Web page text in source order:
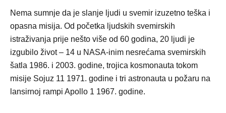
Nema sumnje da je slanje ljudi u svemir izuzetno teška i
opasna misija. Od početka ljudskih svemirskih
istraživanja prije nešto više od 60 godina, 20 ljudi je
izgubilo život – 14 u NASA-inim nesrećama svemirskih
šatla 1986. i 2003. godine, trojica kosmonauta tokom
misije Sojuz 11 1971. godine i tri astronauta u požaru na
lansirnoj rampi Apollo 1 1967. godine.